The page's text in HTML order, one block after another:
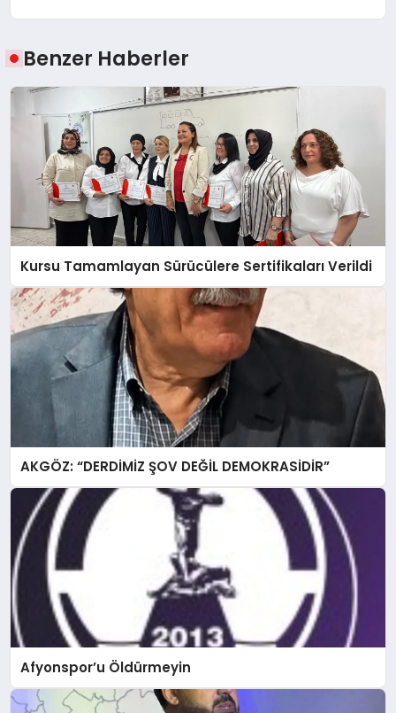
Benzer Haberler
Kursu Tamamlayan Sürücülere Sertifikaları Verildi
AKGÖZ: “DERDİMİZ ŞOV DEĞİL DEMOKRASİDİR”
Afyonspor’u Öldürmeyin